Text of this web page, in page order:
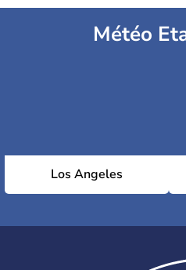
Météo
Los Angeles